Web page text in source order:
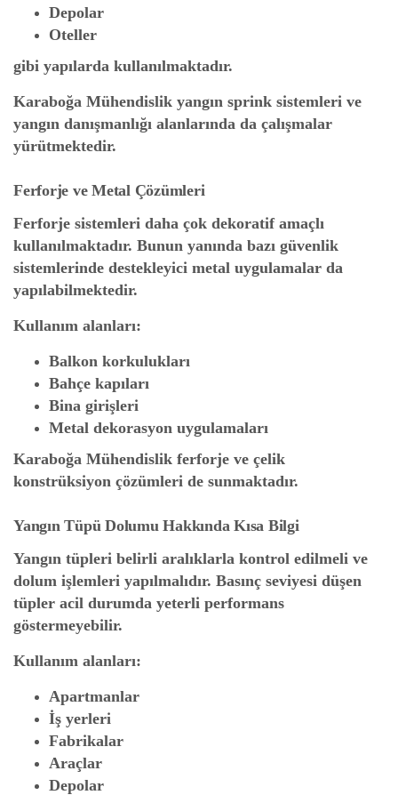
Depolar
Oteller
gibi yapılarda kullanılmaktadır.
Karaboğa Mühendislik yangın sprink sistemleri ve
yangın danışmanlığı alanlarında da çalışmalar
yürütmektedir.
Ferforje ve Metal Çözümleri
Ferforje sistemleri daha çok dekoratif amaçlı
kullanılmaktadır. Bunun yanında bazı güvenlik
sistemlerinde destekleyici metal uygulamalar da
yapılabilmektedir.
Kullanım alanları:
Balkon korkulukları
Bahçe kapıları
Bina girişleri
Metal dekorasyon uygulamaları
Karaboğa Mühendislik ferforje ve çelik
konstrüksiyon çözümleri de sunmaktadır.
Yangın Tüpü Dolumu Hakkında Kısa Bilgi
Yangın tüpleri belirli aralıklarla kontrol edilmeli ve
dolum işlemleri yapılmalıdır. Basınç seviyesi düşen
tüpler acil durumda yeterli performans
göstermeyebilir.
Kullanım alanları:
Apartmanlar
İş yerleri
Fabrikalar
Araçlar
Depolar